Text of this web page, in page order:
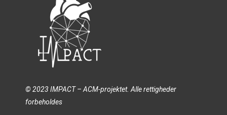
© 2023 IMPACT – ACM-projektet. Alle rettigheder
forbeholdes